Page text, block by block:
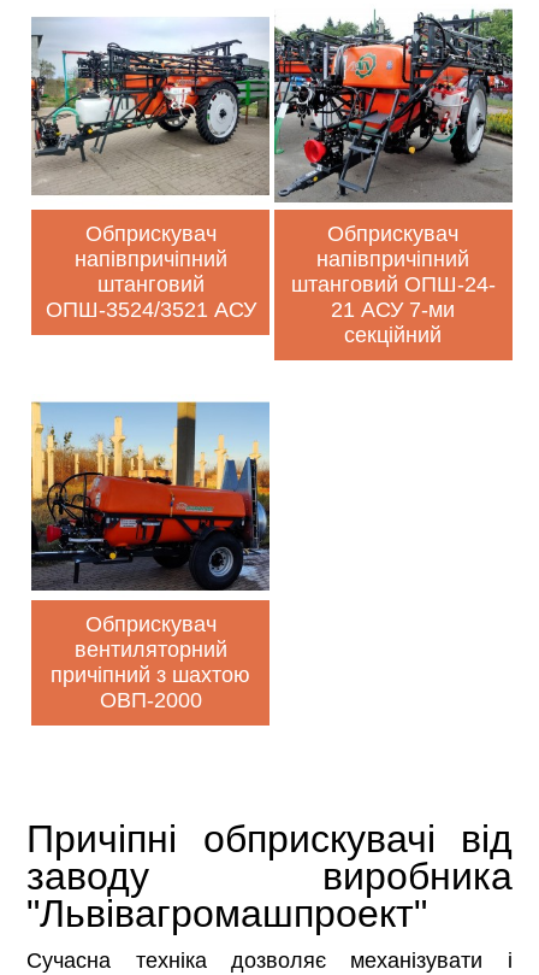
Обприскувач
напівпричіпний
штанговий
ОПШ-3524/3521 АСУ
Обприскувач
напівпричіпний
штанговий ОПШ-24-
21 АСУ 7-ми
секційний
Обприскувач
вентиляторний
причіпний з шахтою
ОВП-2000
Причіпні обприскувачі від
заводу виробника
"Львівагромашпроект"
Сучасна техніка дозволяє механізувати і